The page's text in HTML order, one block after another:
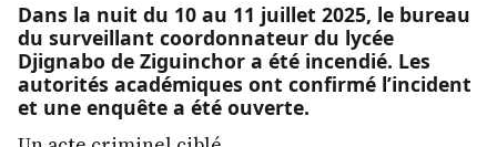
Dans la nuit du 10 au 11 juillet 2025, le bureau
du surveillant coordonnateur du lycée
Djignabo de Ziguinchor a été incendié. Les
autorités académiques ont confirmé l’incident
et une enquête a été ouverte.